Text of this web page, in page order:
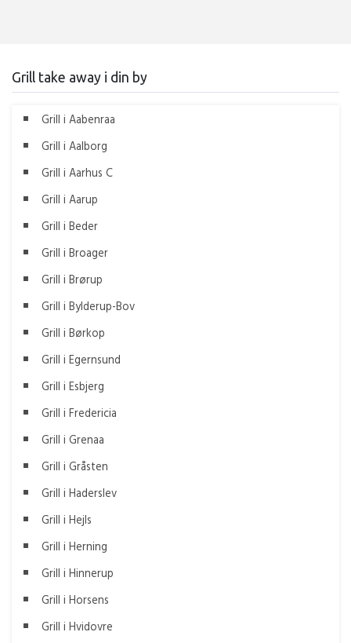
Grill take away i din by
Grill i Aabenraa
Grill i Aalborg
Grill i Aarhus C
Grill i Aarup
Grill i Beder
Grill i Broager
Grill i Brørup
Grill i Bylderup-Bov
Grill i Børkop
Grill i Egernsund
Grill i Esbjerg
Grill i Fredericia
Grill i Grenaa
Grill i Gråsten
Grill i Haderslev
Grill i Hejls
Grill i Herning
Grill i Hinnerup
Grill i Horsens
Grill i Hvidovre